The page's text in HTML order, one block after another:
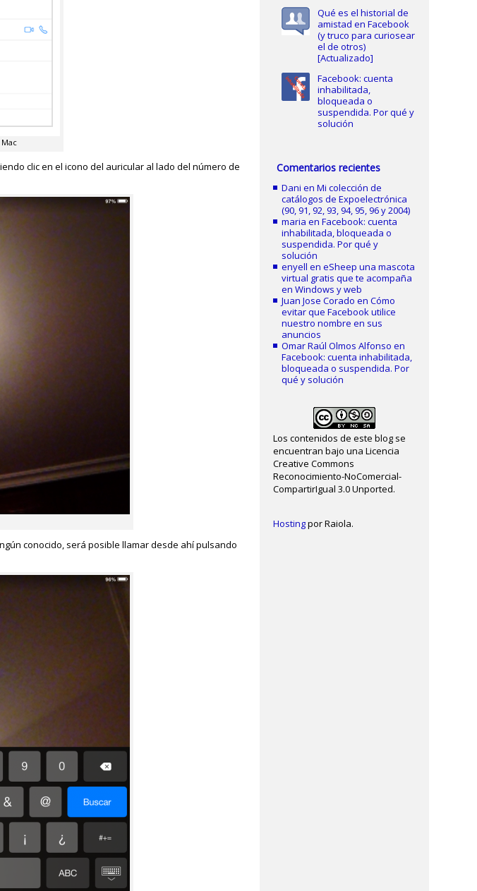
clic en el icono del auricular al lado del número de
conocido, será posible llamar desde ahí pulsando
Qué es el historial de
amistad en Facebook
(y truco para curiosear
el de otros)
[Actualizado]
Facebook: cuenta
inhabilitada,
bloqueada o
suspendida. Por qué y
solución
Comentarios recientes
Dani enMi colección de
catálogos de Expoelectrónica
(90, 91, 92, 93, 94, 95, 96 y 2004)
maria enFacebook: cuenta
inhabilitada, bloqueada o
suspendida. Por qué y
solución
enyell eneSheep una mascota
virtual gratis que te acompaña
en Windows y web
Juan Jose Corado enCómo
evitar que Facebook utilice
nuestro nombre en sus
anuncios
Omar Raúl Olmos Alfonso en
Facebook: cuenta inhabilitada,
bloqueada o suspendida. Por
qué y solución
Los contenidos de este blog se
encuentran bajo una Licencia
Creative Commons
Reconocimiento-NoComercial-
CompartirIgual 3.0 Unported.
Hostingpor Raiola.